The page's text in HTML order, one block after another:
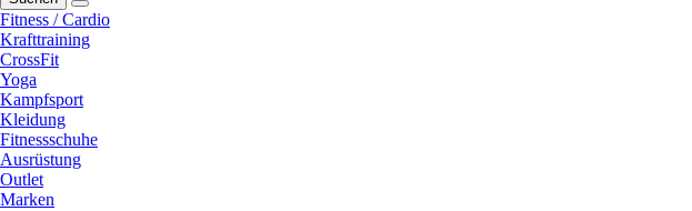
Fitness / Cardio
Krafttraining
CrossFit
Yoga
Kampfsport
Kleidung
Fitnessschuhe
Ausrüstung
Outlet
Marken